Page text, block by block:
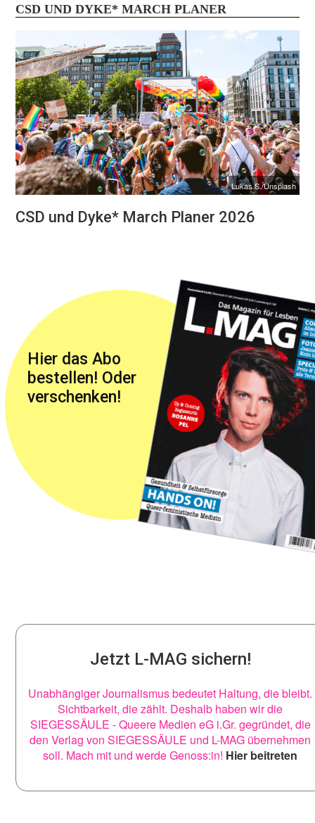
CSD UND DYKE* MARCH PLANER
Lukas S./Unsplash
CSD und Dyke* March Planer 2026
Hier das Abo
bestellen! Oder
verschenken!
Jetzt L-MAG sichern!
Unabhängiger Journalismus bedeutet Haltung, die bleibt.
Sichtbarkeit, die zählt. Deshalb haben wir die
SIEGESSÄULE - Queere Medien eG i.Gr. gegründet, die
den Verlag von SIEGESSÄULE und L-MAG übernehmen
soll. Mach mit und werde Genoss:in! Hier beitreten